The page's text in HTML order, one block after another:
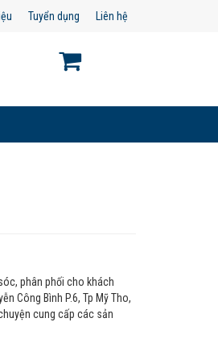
Tuyển dụng Liên hệ
phân phối cho khách
Công Bình P.6, Tp Mỹ Tho,
cung cấp các sản